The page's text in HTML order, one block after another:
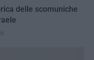
delle scomuniche